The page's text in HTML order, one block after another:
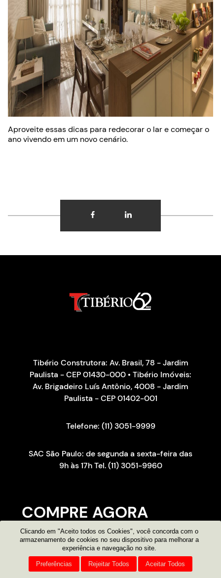
Aproveite essas dicas para redecorar o lar e começar o
ano vivendo em um novo cenário.
COMPRE AGORA
Consultor on-line
Atendimento por e-mail
Tibério Construtora: Av. Brasil, 78 - Jardim
Paulista - CEP 01430-000 • Tibério Imóveis:
Av. Brigadeiro Luís Antônio, 4008 - Jardim
Paulista - CEP 01402-001
Telefone: (11) 3051-9999
SAC São Paulo: de segunda a sexta-feira das
9h às 17h Tel. (11) 3051-9960
Clicando em "Aceito todos os Cookies", você concorda com o
armazenamento de cookies no seu dispositivo para melhorar a
experiência e navegação no site.
Preferências Rejeitar Todos Aceitar Todos